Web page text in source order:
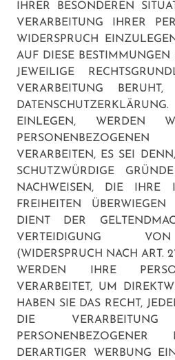
IHRER BESONDEREN
VERARBEITUNG IHRER
WIDERSPRUCH
AUF DIESE BESTIMMUNGEN
JEWEILIGE
VERARBEITUNG
EINLEGEN, WERDEN
VERARBEITEN, ES SEI
SCHUTZWÜRDIGE
NACHWEISEN, DIE IHRE
FREIHEITEN
DIENT DER
VERTEIDIGUNG VON
(WIDERSPRUCH NACH ART.
WERDEN IHRE
VERARBEITET, UM
HABEN SIE DAS RECHT,
DIE
DERARTIGER WERBUNG